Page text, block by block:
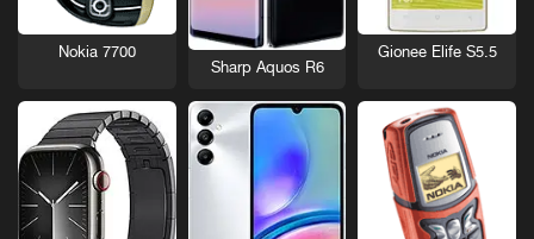
Gionee Elife S5.5
Sharp Aquos R6
Nokia 7700